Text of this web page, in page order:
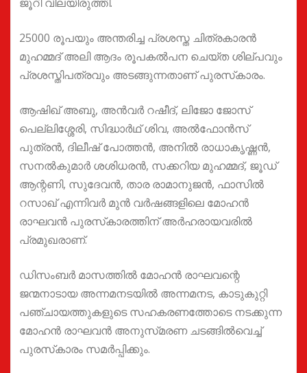
25000 രൂപയും അന്തരിച്ച പ്രശസ്ത ചിത്രകാരൻ
മുഹമ്മദ് അലി ആദം രൂപകൽപന ചെയ്ത ശില്പവും
പ്രശസ്തിപത്രവും അടങ്ങുന്നതാണ് പുരസ്‌കാരം.
ആഷിഖ് അബു, അൻവർ റഷീദ്, ലിജോ ജോസ്‌
പെല്ലിശ്ശേരി, സിദ്ധാർഥ് ശിവ, അൽഫോൻസ്‌
പുത്രൻ, ദിലീഷ്‌ പോത്തൻ, അനിൽ രാധാകൃഷ്ണൻ,
സനൽകുമാർ ശശിധരൻ, സക്കറിയ മുഹമ്മദ്, ജൂഡ്
ആന്റണി, സുദേവൻ, താര രാമാനുജൻ, ഫാസിൽ
റസാഖ് എന്നിവർ മുൻ വർഷങ്ങളിലെ മോഹൻ
രാഘവൻ പുരസ്‌കാരത്തിന് അർഹരായവരിൽ
പ്രമുഖരാണ്.
ഡിസംബർ മാസത്തിൽ മോഹൻ രാഘവന്റെ
ജന്മനാടായ അന്നമനടയിൽ അന്നമനട, കാടുകുറ്റി
പഞ്ചായത്തുകളുടെ സഹകരണത്തോടെ നടക്കുന്ന
മോഹൻ രാഘവൻ അനുസ്‌മരണ ചടങ്ങിൽവെച്ച്
പുരസ്‌കാരം സമർപ്പിക്കും.